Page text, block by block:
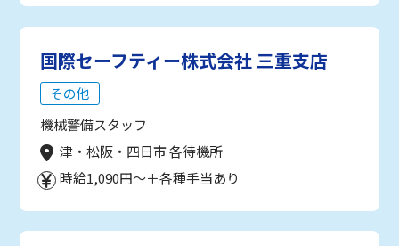
国際セーフティー株式会社 三重支店
その他
機械警備スタッフ
津・松阪・四日市 各待機所
時給1,090円～＋各種手当あり